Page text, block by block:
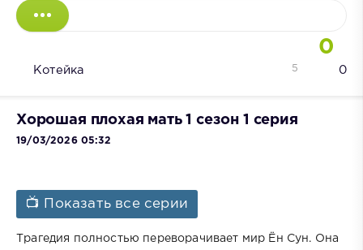
0
Котейка 0
5
Хорошая плохая мать 1 сезон 1 серия
19/03/2026 05:32
📺 Показать все серии
Трагедия полностью переворачивает мир Ён Сун. Она